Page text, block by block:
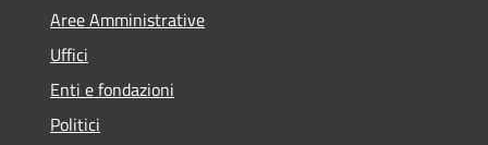
Aree Amministrative
Uffici
Enti e fondazioni
Politici